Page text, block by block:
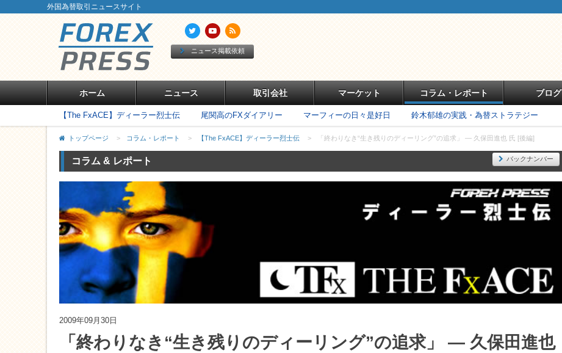
外国為替取引ニュースサイト
ニュース掲載依頼
ホーム ニュース 取引会社 マーケット コラム・レポート ブログ
【The FxACE】ディーラー烈士伝 尾関高のFXダイアリー マーフィーの日々是好日 鈴木郁雄の実践・為替ストラテジー
トップページ > コラム・レポート > 【The FxACE】ディーラー烈士伝 > 「終わりなき“生き残りのディーリング”の追求」 ― 久保田進也 氏 [後編]
コラム & レポート バックナンバー
2009年09月30日
「終わりなき“生き残りのディーリング”の追求」 ― 久保田進也